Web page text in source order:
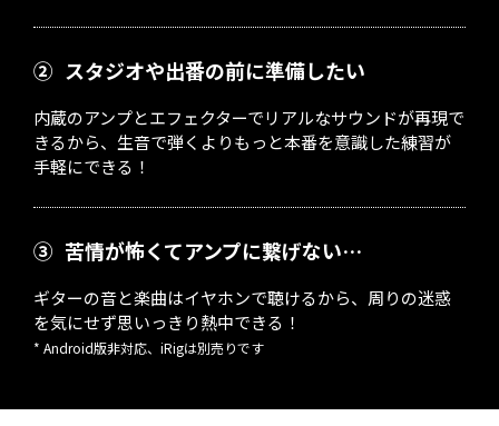
② スタジオや出番の前に準備したい
内蔵のアンプとエフェクターでリアルなサウンドが再現で
きるから、生音で弾くよりもっと本番を意識した練習が
手軽にできる！
③ 苦情が怖くてアンプに繋げない…
ギターの音と楽曲はイヤホンで聴けるから、周りの迷惑
を気にせず思いっきり熱中できる！
* Android版非対応、iRigは別売りです